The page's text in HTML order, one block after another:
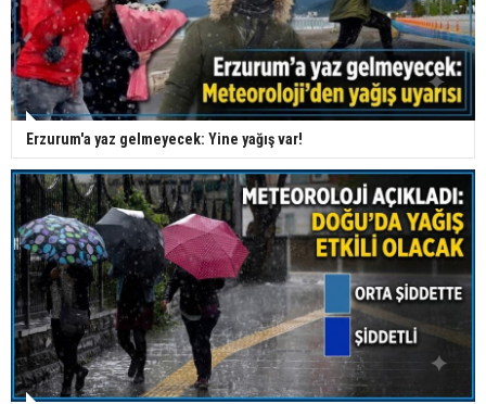
Erzurum'a yaz gelmeyecek: Yine yağış var!